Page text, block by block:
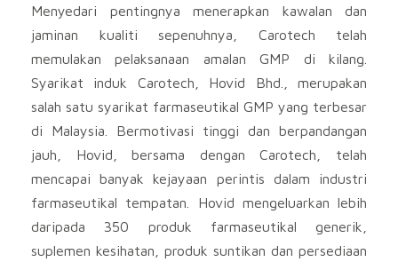
Menyedari pentingnya menerapkan kawalan dan
jaminan kualiti sepenuhnya, Carotech telah
memulakan pelaksanaan amalan GMP di kilang.
Syarikat induk Carotech, Hovid Bhd., merupakan
salah satu syarikat farmaseutikal GMP yang terbesar
di Malaysia. Bermotivasi tinggi dan berpandangan
jauh, Hovid, bersama dengan Carotech, telah
mencapai banyak kejayaan perintis dalam industri
farmaseutikal tempatan. Hovid mengeluarkan lebih
daripada 350 produk farmaseutikal generik,
suplemen kesihatan, produk suntikan dan persediaan